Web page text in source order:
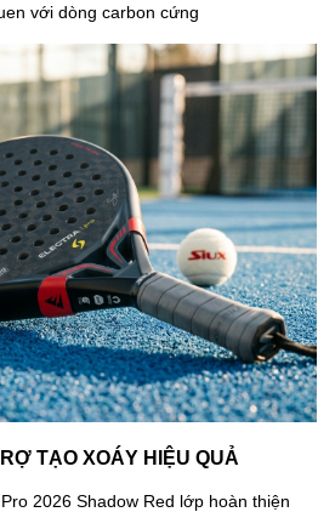
với dòng carbon cứng
TẠO XOÁY HIỆU QUẢ
2026 Shadow Red lớp hoàn thiện